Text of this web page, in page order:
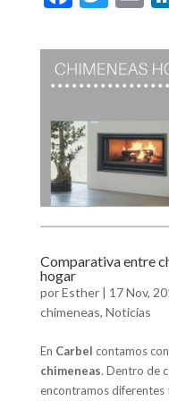
e
b
o
k
itt
er
ai
l
Comparativa entre
hogar
porEsther| 17 Nov,
chimeneas, Noticias
En Carbel contamos
chimeneas. Dentro de
encontramos diferentes